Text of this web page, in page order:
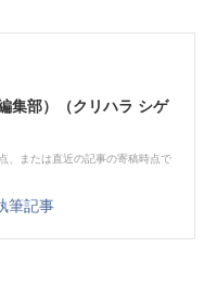
集部）（クリハラ シゲ
、または直近の記事の寄稿時点で
筆記事